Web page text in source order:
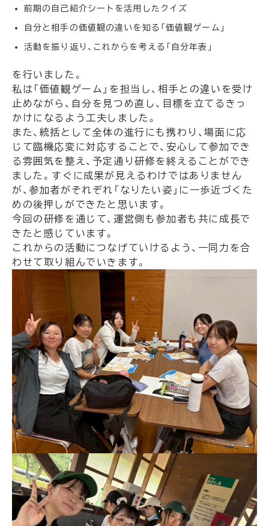
前期の自己紹介シートを活用したクイズ
自分と相手の価値観の違いを知る「価値観ゲーム」
活動を振り返り、これからを考える「自分年表」
を行いました。
私は「価値観ゲーム」を担当し、相手との違いを受け
止めながら、自分を見つめ直し、目標を立てるきっ
かけになるよう工夫しました。
また、統括として全体の進行にも携わり、場面に応
じて臨機応変に対応することで、安心して参加でき
る雰囲気を整え、予定通り研修を終えることができ
ました。すぐに成果が見えるわけではありません
が、参加者がそれぞれ「なりたい姿」に一歩近づくた
めの後押しができたと思います。
今回の研修を通じて、運営側も参加者も共に成長で
きたと感じています。
これからの活動につなげていけるよう、一同力を合
わせて取り組んでいきます。